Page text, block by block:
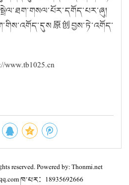
原创བྱས་ཏེ་འགོད་
reserved. Powered by: Thonmi.net
ཁ་པར：18935692666